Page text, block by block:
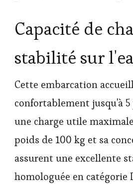
Capacité de
stabilité sur
Cette embarcation
confortablement jusqu'à 5
une charge utile
poids de 100 kg et sa
assurent une excellente
homologuée en catégorie